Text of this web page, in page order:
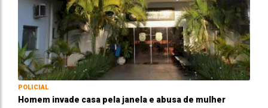
POLICIAL
Homem invade casa pela janela e abusa de mulher